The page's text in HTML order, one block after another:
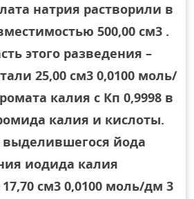
натрия растворили в
500,00 см3 .
этого разведения –
25,00 см3 0,0100 моль/
калия с Кп 0,9998 в
калия и кислоты.
йода
иодида калия
см3 0,0100 моль/дм 3